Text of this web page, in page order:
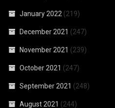
January 2022 (219)
December 2021 (247)
November 2021 (239)
October 2021 (247)
September 2021 (248)
August 2021 (244)